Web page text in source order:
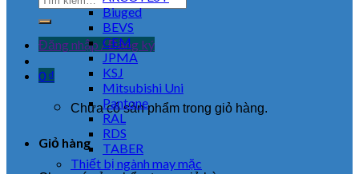
Đăng nhập / Đăng ký
0 ₫
Chưa có sản phẩm trong giỏ hàng.
Giỏ hàng
Biuged
BEVS
CEM
JPMA
KSJ
Mitsubishi Uni
Pantone
RAL
RDS
TABER
Thiết bị ngành may mặc